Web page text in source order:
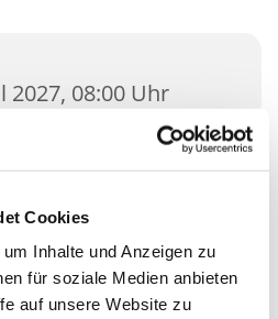
Cookies
Inhalte und Anzeigen zu
für soziale Medien anbieten
auf unsere Website zu
2027, 08:00 Uhr